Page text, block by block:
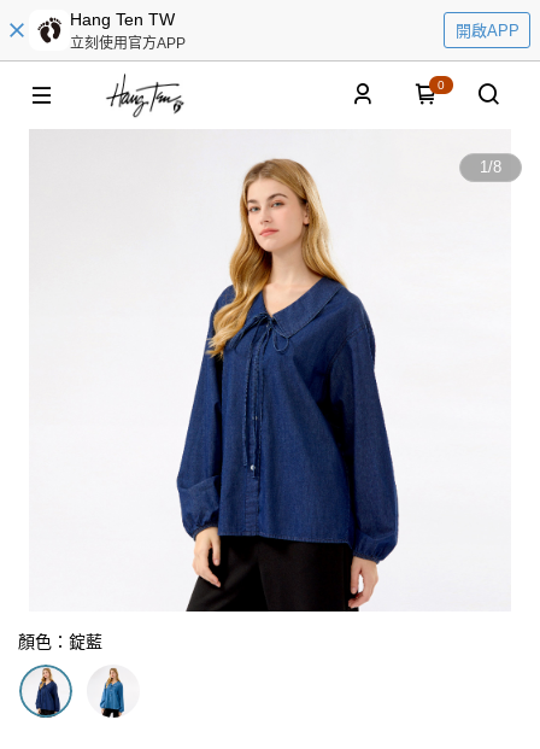
Hang Ten TW
立刻使用官方APP
開啟APP
0
1/8
顏色：錠藍